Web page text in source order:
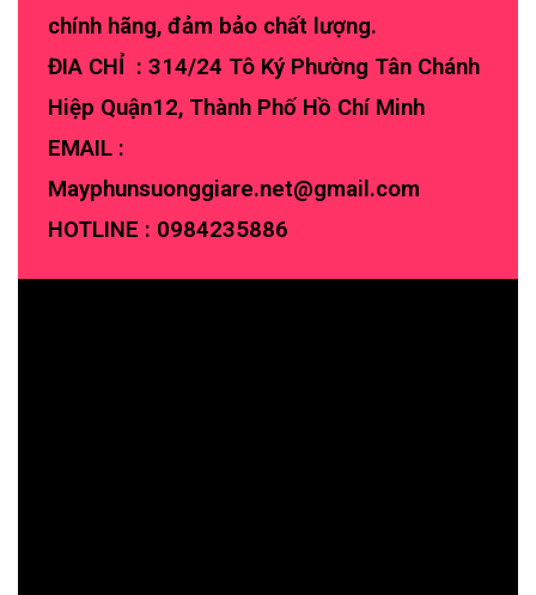
chính hãng, đảm bảo chất lượng.
ĐIA CHỈ : 314/24 Tô Ký Phường Tân Chánh
Hiệp Quận12, Thành Phố Hồ Chí Minh
EMAIL :
Mayphunsuonggiare.net@gmail.com
HOTLINE : 0984235886